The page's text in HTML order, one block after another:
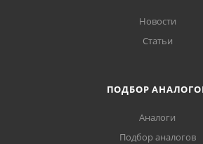
Новости
Статьи
ПОДБОР
Аналоги
Подбор аналогов